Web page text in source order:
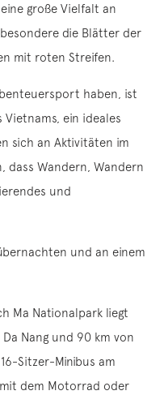
große Vielfalt an
die Blätter der
mit roten Streifen.
haben, ist
Vietnams, ein ideales
sich an Aktivitäten im
dass Wandern, Wandern
und
und an einem
Ma Nationalpark liegt
Nang und 90 km von
Sitzer-Minibus am
dem Motorrad oder